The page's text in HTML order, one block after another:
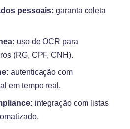
pessoais: garanta coleta
uso de OCR para
(RG, CPF, CNH).
autenticação com
em tempo real.
integração com listas